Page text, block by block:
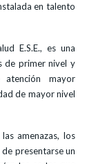
en talento
E.S.E., es una
de primer nivel y
mayor
de mayor nivel
amenazas, los
presentarse un